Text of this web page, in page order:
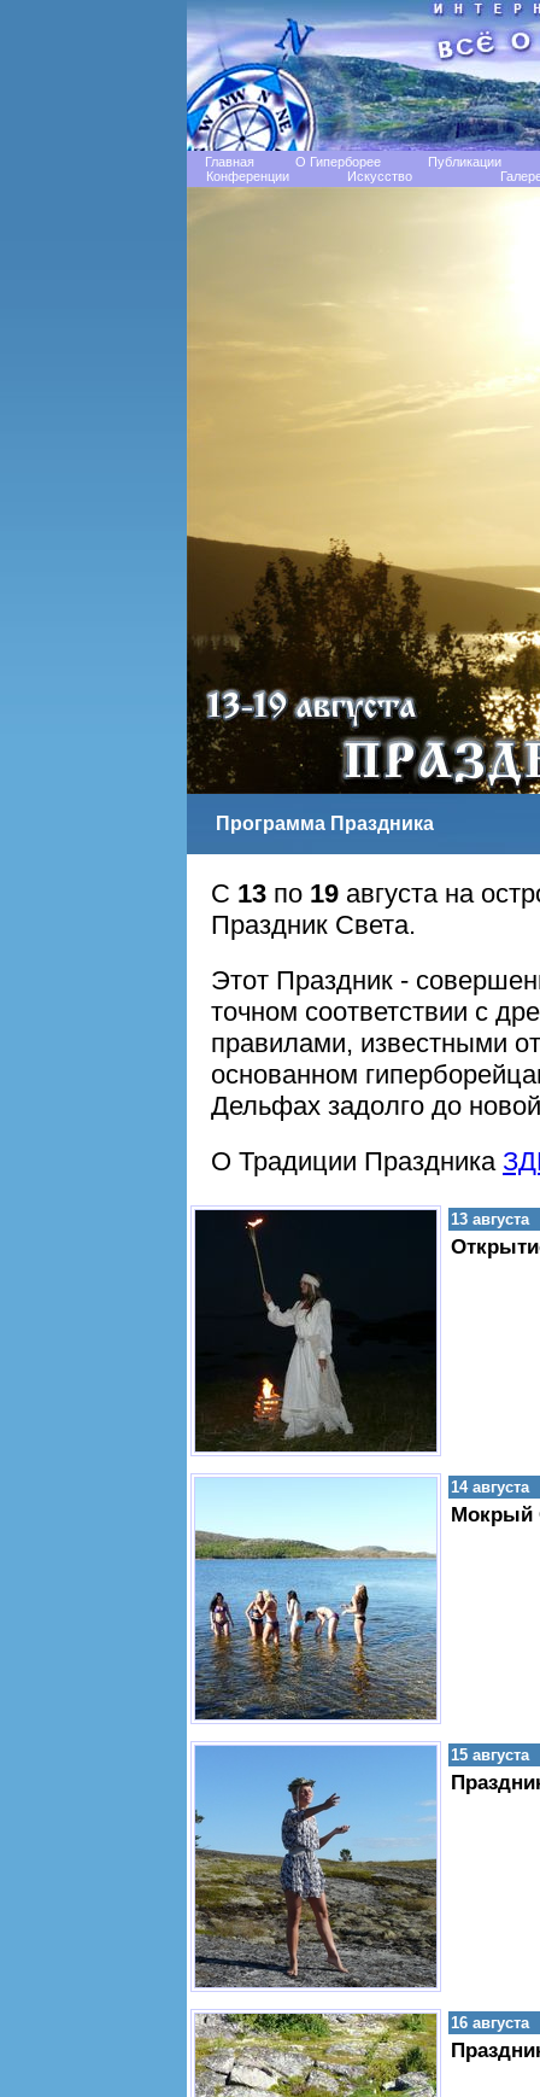
Главная О Гиперборее
Публикации
Конференции
Искусство
Программа Праздника
С 13 по 19 августа на
Праздник Света.
Этот Праздник -
точном соответствии с
правилами, известными
основанном
Дельфах задолго до
О Традиции Праздника
13 августа
14 августа
Мокрый
15 августа
16 августа